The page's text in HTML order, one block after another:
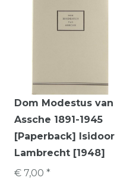
Dom Modestus van
Assche 1891-1945
[Paperback] Isidoor
Lambrecht [1948]
€ 7,00 *